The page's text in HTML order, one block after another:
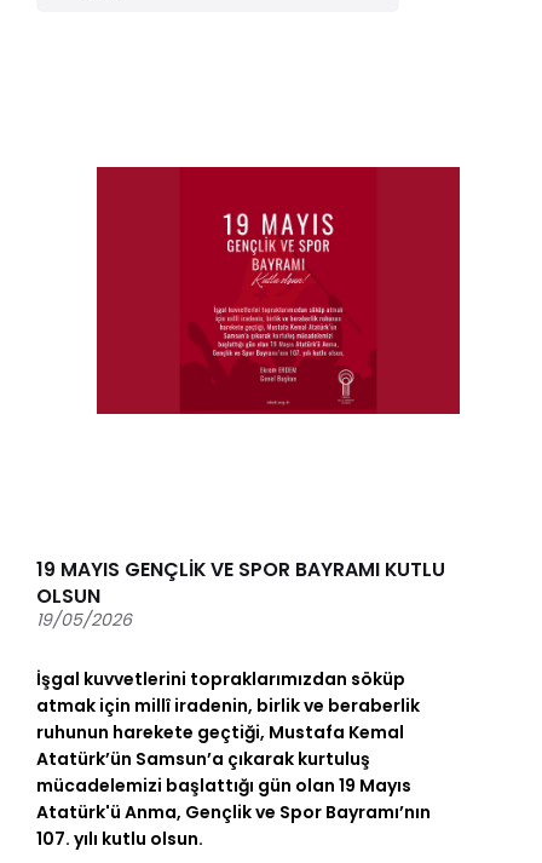
19 MAYIS GENÇLİK VE SPOR BAYRAMI KUTLU
OLSUN
19/05/2026
İşgal kuvvetlerini topraklarımızdan söküp
atmak için millî iradenin, birlik ve beraberlik
ruhunun harekete geçtiği, Mustafa Kemal
Atatürk’ün Samsun’a çıkarak kurtuluş
mücadelemizi başlattığı gün olan 19 Mayıs
Atatürk'ü Anma, Gençlik ve Spor Bayramı’nın
107. yılı kutlu olsun.